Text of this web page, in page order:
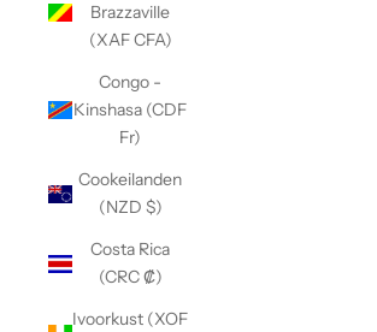
Brazzaville
(XAF CFA)
Congo -
Kinshasa (CDF
Fr)
Cookeilanden
(NZD $)
Costa Rica
(CRC ₡)
Ivoorkust (XOF